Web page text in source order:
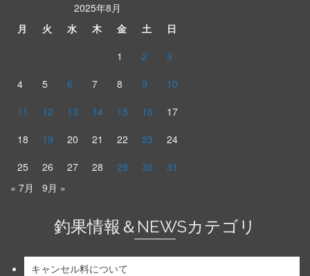
2025年8月
月
火 水 木 金 土
日
1
2
3
4
5 6 7 8 9
10
11
12 13 14 15 16
17
18
19 20 21 22 23
24
25
26 27 28 29 30
31
« 7月
9月 »
釣果情報＆NEWSカテゴリ
キャンセル料について